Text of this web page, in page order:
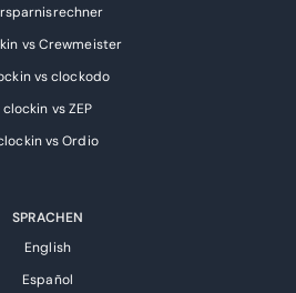
vs Crewmeister
vs clockodo
clockin vs ZEP
vs Ordio
SPRACHEN
English
Español